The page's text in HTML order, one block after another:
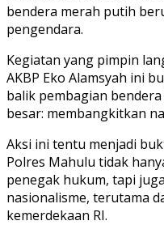
bendera merah putih
pengendara.
Kegiatan yang pimpin
AKBP Eko Alamsyah ini
balik pembagian
besar: membangkitkan
Aksi ini tentu menjadi
Polres Mahulu tidak
penegak hukum, tapi
nasionalisme, terutama
kemerdekaan RI.